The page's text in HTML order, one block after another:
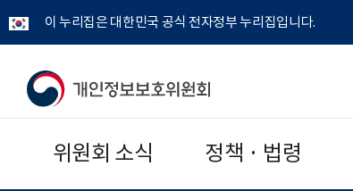
이 누리집은 대한민국 공식 전자정부 누리집입니다.
개
위원회 소식 정책 · 법령